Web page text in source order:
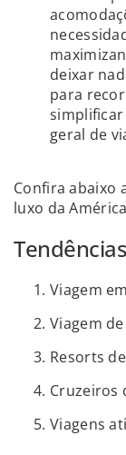
deixar
para
simplificar
geral de
Confira abaixo
luxo da
Viagem
Viagem
Resorts
Cruzeiros
Viagens